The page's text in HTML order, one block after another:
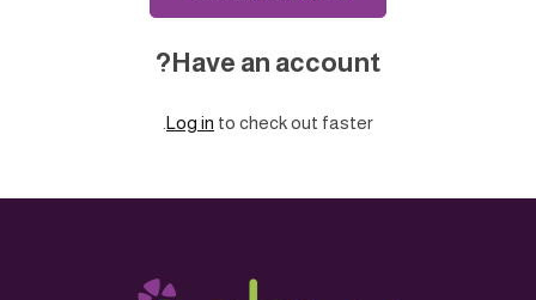
Have an account?
Log in to check out faster.